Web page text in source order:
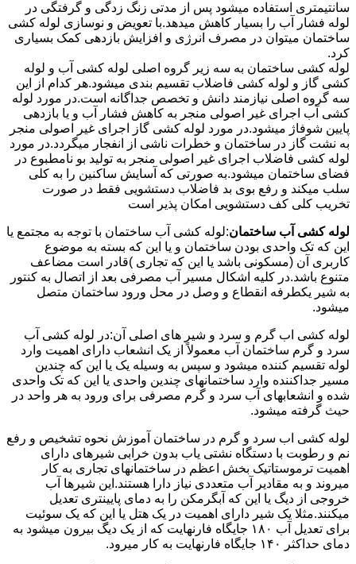
سانتیمتری استفاده میشود پس از مدتی زنگ زدگی و گرفتگی در
لوله فشار آب را بسیار کاهش میدهد.با تعویض و نوسازی لوله کشی
ساختمان میتوان در مصرف انرژی و افزایش بازدهی کمک بسیاری
کرد.
لوله کشی ساختمان به سه زیر گروه اصلی لوله کشی آب و لوله
کشی گاز و لوله کشی فاضلاب تقسیم بندی میشود.هر کدام از این
سه گروه اصلی نیازمند دانش و تخصص جداگانه است.در مورد لوله
کشی آب اجرای غیر اصولی منجر به کاهش فشار آب و یا بازدهی
پایین شوفاژ میشود.در مورد لوله کشی گاز اجرای غیر اصولی منجر
به نشت گاز در ساختمان و خطرات ناشی از انفجار میگردد.در مورد
لوله کشی فاضلاب اجرای غیر اصولی منجر به تولید بو نامطبوع در
فضای ساختمان میشود.به صورتی که آسایش ساکنین را به کلی
سلب میکند و رفع بوی بد فاضلاب دستشویی فقط در صورت
تخریب کلی کف دستشویی امکان پذیر است
لوله کشی آب ساختمان:لوله کشی آب ساختمان با توجه به مجتمع یا
این که تک واحدی بودن ساختمان و یا این که بسته به موضوع
کاربری آن (مسکونی باشد یا این که تجاری )قادر است مضاعف
متنوع باشد.در کلیه اشکال مسیر آب مصرفی بعد از اتصال به کنتور
به شیر یکطرفه انقطاع و وصل در محل ورود ساختمان متصل
میشود.
لوله کشی اب گرم و سرد و شیر های اصلی آن:در لوله کشی آب
سرد و گرم ساختمان آب معمولاً از یک انشعاب دارای اهمیت وارد
لوله تقسیم کننده میشود و سپس به وسیله یک یا این که چندین
مسیر جداکننده وارد ساختمانهای چندین واحدی یا این که تک واحدی
شده و انشعابهای آب سرد و گرم مصرفی برای ورود به هر واحد در
حیث گرفته میشود.
لوله کشی اب سرد و گرم در ساختمان آموزش نحوه تشخیص و رفع
نم و رطوبت با دستگاه نشتی یاب بدون خرابی شیرهای دارای
اهمیت ترموستاتیک بخش اعظم در ساختمانهای تجاری به کار
میروند و به مقادیر آب متعددی نیاز دارا هستند.این شیرها آب
خروجی از دیگ یا این که آبگرمکن را به دمای پایینتری تعدیل
میکنند.مثلا یک شیر دارای اهمیت در یک هتل یا این که یک سوئیت
برای تعدیل آب ۱۸۰ جایگاه فارنهایت که از یک دیگ بیرون میشود به
دمای حداکثر ۱۴۰ جایگاه فارنهایت به کار میرود.